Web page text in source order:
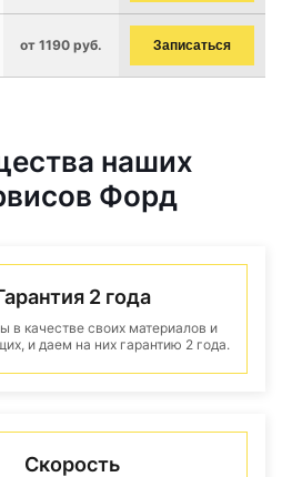
от 1190 руб. Записаться
наших
Форд
2 года
в качестве своих материалов и
и даем на них гарантию 2 года.
Скорость